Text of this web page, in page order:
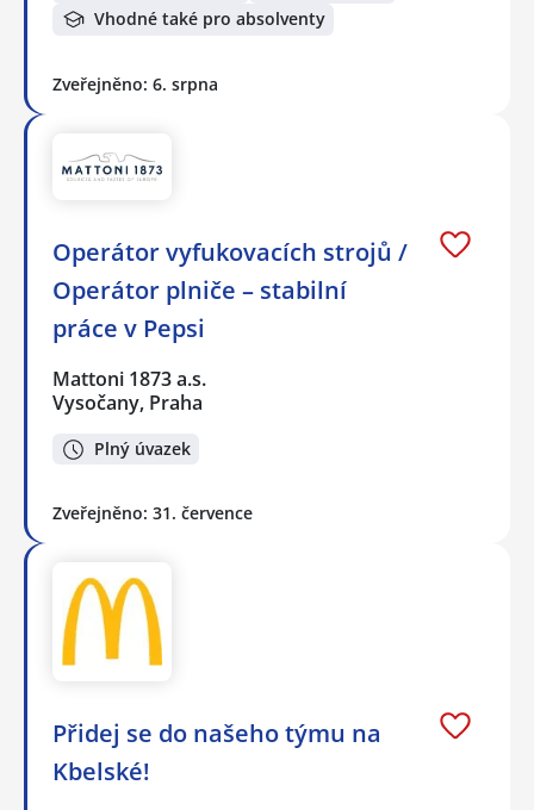
Vhodné také pro absolventy
Zveřejněno: 6. srpna
Operátor vyfukovacích strojů /
Operátor plniče – stabilní
práce v Pepsi
Mattoni 1873 a.s.
Vysočany, Praha
Plný úvazek
Zveřejněno: 31. července
Přidej se do našeho týmu na
Kbelské!